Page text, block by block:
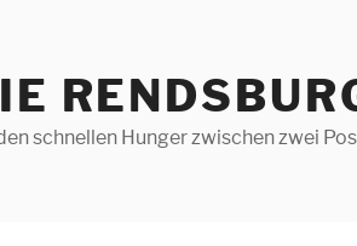
schnellen Hunger zwischen zwei